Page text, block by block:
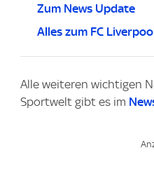
Zum News Update
Alles zum FC
Alle weiteren wichtigen
Sportwelt gibt es im